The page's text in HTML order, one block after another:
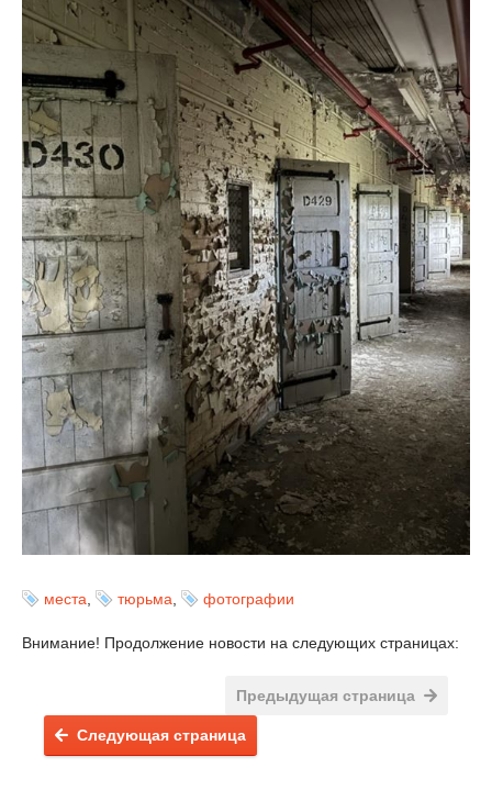
места, тюрьма, фотографии
Внимание! Продолжение новости на следующих страницах:
Предыдущая страница
Следующая страница